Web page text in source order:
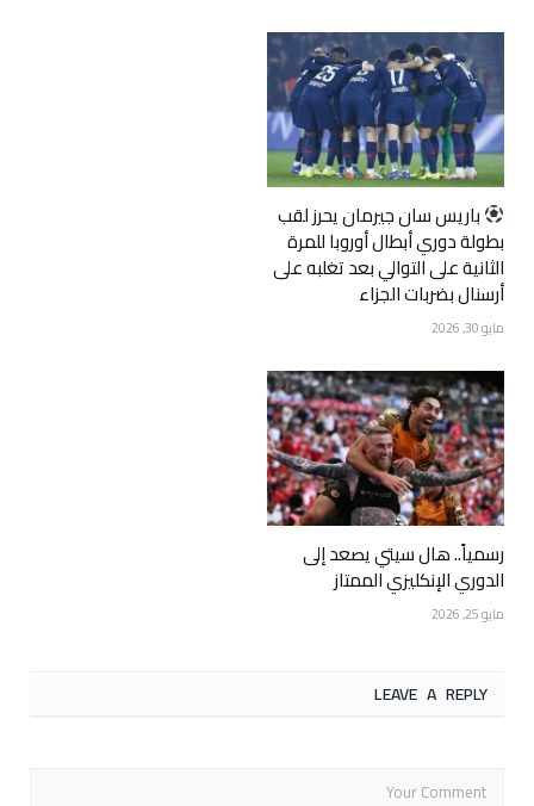
‏باريس سان جيرمان يحرز لقب
بطولة دوري أبطال أوروبا للمرة
الثانية على التوالي بعد تغلبه على
أرسنال بضربات الجزاء
مايو 30, 2026
رسمياً.. هال سيتي يصعد إلى
الدوري الإنكليزي الممتاز
مايو 25, 2026
LEAVE A REPLY